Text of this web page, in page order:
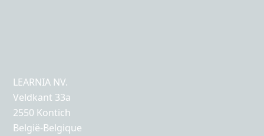
LEARNIA NV.
Veldkant 33a
2550 Kontich
België-Belgique